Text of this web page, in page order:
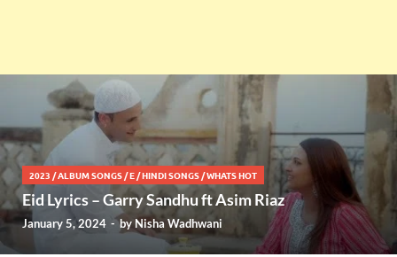
2023 /ALBUM SONGS /E /HINDI SONGS /WHATS HOT
Eid Lyrics – Garry Sandhu ft Asim Riaz
January 5, 2024 -byNisha Wadhwani